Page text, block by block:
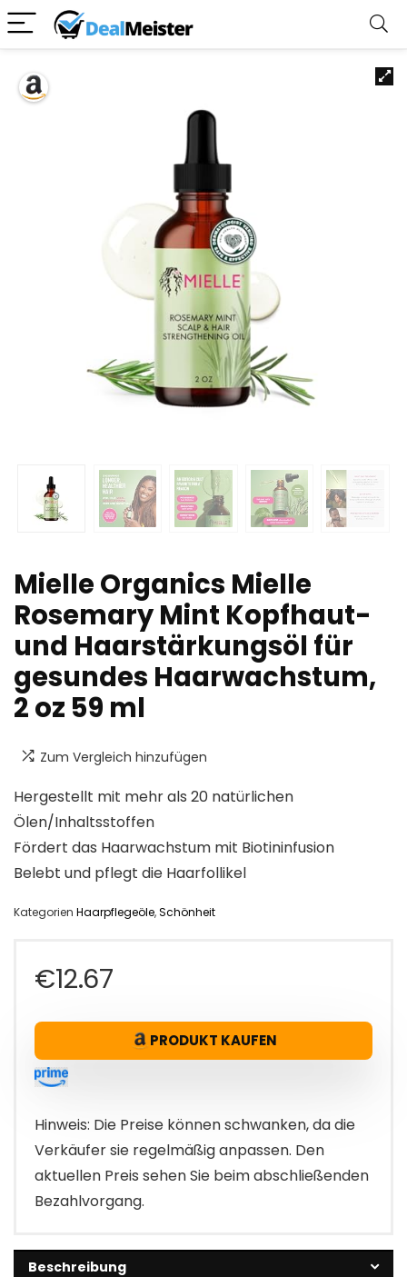
Mielle Organics Mielle
Rosemary Mint Kopfhaut-
und Haarstärkungsöl für
gesundes Haarwachstum,
2 oz 59 ml
Zum Vergleich hinzufügen
Hergestellt mit mehr als 20 natürlichen
Ölen/Inhaltsstoffen
Fördert das Haarwachstum mit Biotininfusion
Belebt und pflegt die Haarfollikel
Kategorien Haarpflegeöle,Schönheit
€12.67
PRODUKT KAUFEN
Hinweis: Die Preise können schwanken, da die
Verkäufer sie regelmäßig anpassen. Den
aktuellen Preis sehen Sie beim abschließenden
Bezahlvorgang.
Beschreibung